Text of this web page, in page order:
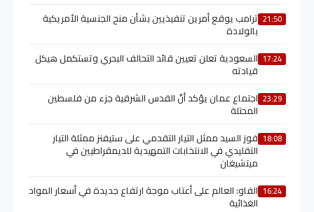
21:50 ترامب يوقع أمرين تنفيذيين بشأن منح الجنسية الأمريكية
بالولادة
17:24 السعودية تعلن تعيين قائد التحالف البحري وتستكمل هيكل
قيادته
23:29 اجتماع عمان يؤكد أنّ القدس الشرقية جزء من فلسطين
المحتلة
18:08 فوز السيد ممثل التيار التقدمي على ستيفنز ممثلة التيار
التقليدي في الانتخابات التمهيدية للديمقراطيين في
ميتشيغان
16:24 الفاو: العالم على أعتاب موجة ارتفاع جديدة في أسعار المواد
الغذائية